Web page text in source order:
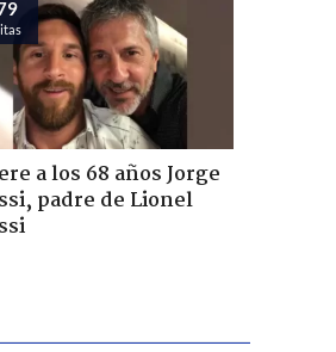
a los 68 años Jorge
padre de Lionel